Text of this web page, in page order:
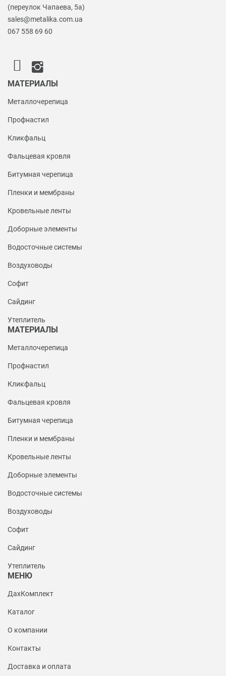
(переулок Чапаева, 5а)
sales@metalika.com.ua
067 558 69 60
МАТЕРИАЛЫ
Металлочерепица
Профнастил
Кликфальц
Фальцевая кровля
Битумная черепица
Пленки и мембраны
Кровельные ленты
Доборные элементы
Водосточные системы
Воздуховоды
Софит
Сайдинг
Утеплитель
МАТЕРИАЛЫ
Металлочерепица
Профнастил
Кликфальц
Фальцевая кровля
Битумная черепица
Пленки и мембраны
Кровельные ленты
Доборные элементы
Водосточные системы
Воздуховоды
Софит
Сайдинг
Утеплитель
МЕНЮ
ДахКомплект
Каталог
О компании
Контакты
Доставка и оплата